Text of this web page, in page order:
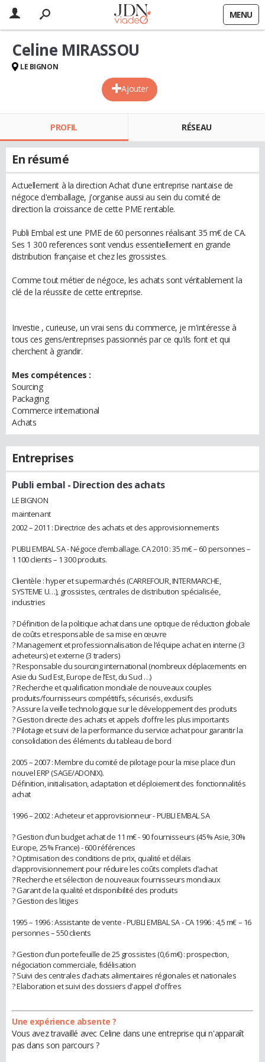
MENU
Ajouter
Celine MIRASSOU
LE BIGNON
PROFIL RÉSEAU
En résumé
Actuellement à la direction Achat d'une entreprise nantaise de
négoce d'emballage, j'organise aussi au sein du comité de
direction la croissance de cette PME rentable.
Publi Embal est une PME de 60 personnes réalisant 35 m€ de CA.
Ses 1 300 references sont vendus essentiellement en grande
distribution française et chez les grossistes.
Comme tout métier de négoce, les achats sont véritablement la
clé de la réussite de cette entreprise.
Investie , curieuse, un vrai sens du commerce, je m'intéresse à
tous ces gens/entreprises passionnés par ce qu'ils font et qui
cherchent à grandir.
Mes compétences :
Sourcing
Packaging
Commerce international
Achats
Entreprises
Publi embal - Direction des achats
LE BIGNON
maintenant
2002 – 2011 : Directrice des achats et des approvisionnements
PUBLI EMBAL SA - Négoce d’emballage. CA 2010 : 35 m€ – 60 personnes –
1 100 clients – 1 300 produits.
Clientèle : hyper et supermarchés (CARREFOUR, INTERMARCHE,
SYSTEME U…), grossistes, centrales de distribution spécialisée,
industries
? Définition de la politique achat dans une optique de réduction globale
de coûts et responsable de sa mise en œuvre
? Management et professionnalisation de l’équipe achat en interne (3
acheteurs) et externe (3 traders)
? Responsable du sourcing international (nombreux déplacements en
Asie du Sud Est, Europe de l’Est, du Sud …)
? Recherche et qualification mondiale de nouveaux couples
produits/fournisseurs compétitifs, sécurisés, exclusifs
? Assure la veille technologique sur le développement des produits
? Gestion directe des achats et appels d’offre les plus importants
? Pilotage et suivi de la performance du service achat pour garantir la
consolidation des éléments du tableau de bord
2005 – 2007 : Membre du comité de pilotage pour la mise place d’un
nouvel ERP (SAGE/ADONIX).
Définition, initialisation, adaptation et déploiement des fonctionnalités
achat
1996 – 2002 : Acheteur et approvisionneur - PUBLI EMBAL SA
? Gestion d’un budget achat de 11 m€ - 90 fournisseurs (45% Asie, 30%
Europe, 25% France) - 600 références
? Optimisation des conditions de prix, qualité et délais
d‘approvisionnement pour réduire les coûts complets d’achat
? Recherche et sélection de nouveaux fournisseurs mondiaux
? Garant de la qualité et disponibilité des produits
? Gestion des litiges
1995 – 1996 : Assistante de vente - PUBLI EMBAL SA - CA 1996 : 4,5 m€ – 16
personnes – 550 clients
? Gestion d’un portefeuille de 25 grossistes (0,6 m€) : prospection,
négociation commerciale, fidélisation
? Suivi des centrales d’achats alimentaires régionales et nationales
? Elaboration et suivi des dossiers d'appel d'offres
Une expérience absente ?
Vous avez travaillé avec Celine dans une entreprise qui n'apparaît
pas dans son parcours ?